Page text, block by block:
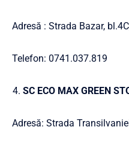
Adresă : Strada Bazar,
Telefon: 0741.037.819
SC ECO MAX GREEN
Adresă: Strada